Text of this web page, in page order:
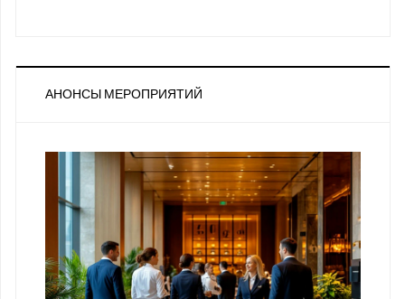
АНОНСЫ МЕРОПРИЯТИЙ